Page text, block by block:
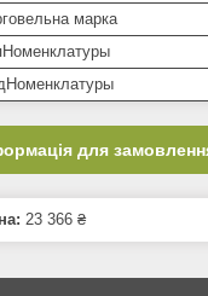
марка
для
23 366 ₴